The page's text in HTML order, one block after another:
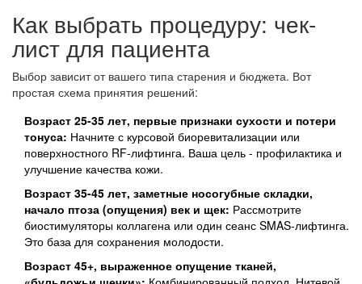
Как выбрать процедуру: чек-
лист для пациента
Выбор зависит от вашего типа старения и бюджета. Вот
простая схема принятия решений:
Возраст 25-35 лет, первые признаки сухости и потери
тонуса: Начните с курсовой биоревитализации или
поверхностного RF-лифтинга. Ваша цель - профилактика и
улучшение качества кожи.
Возраст 35-45 лет, заметные носогубные складки,
начало птоза (опущения) век и щек: Рассмотрите
биостимуляторы коллагена или один сеанс SMAS-лифтинга.
Это база для сохранения молодости.
Возраст 45+, выраженное опущение тканей,